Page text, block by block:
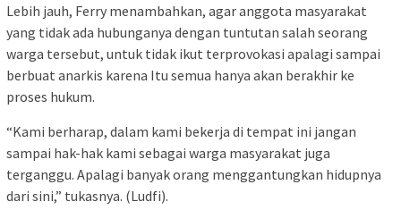
Lebih jauh, Ferry menambahkan, agar anggota masyarakat
yang tidak ada hubunganya dengan tuntutan salah seorang
warga tersebut, untuk tidak ikut terprovokasi apalagi sampai
berbuat anarkis karena Itu semua hanya akan berakhir ke
proses hukum.
“Kami berharap, dalam kami bekerja di tempat ini jangan
sampai hak-hak kami sebagai warga masyarakat juga
terganggu. Apalagi banyak orang menggantungkan hidupnya
dari sini,” tukasnya. (Ludfi).